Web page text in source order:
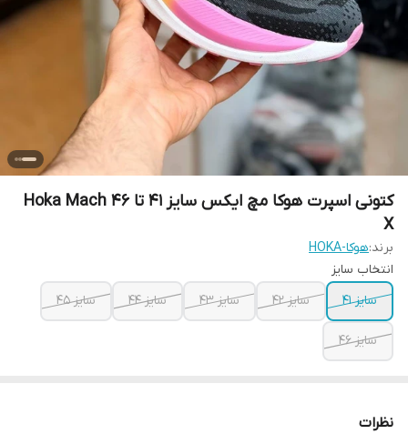
کتونی اسپرت هوکا مچ ایکس سایز 41 تا 46 Hoka Mach
X
برند:هوکا-HOKA
انتخاب سایز
سایز 41
سایز 42 سایز 43 سایز 44 سایز 45
سایز 46
نظرات